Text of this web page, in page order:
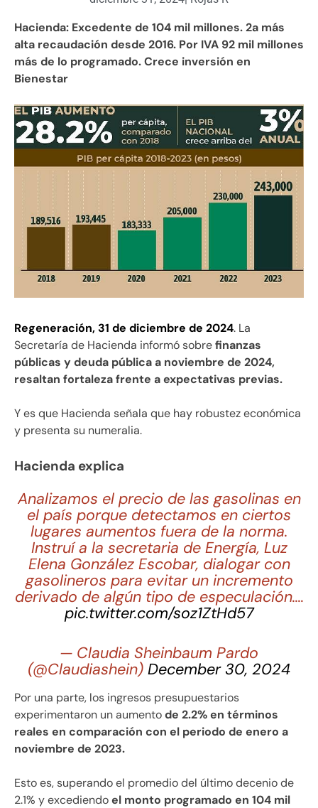
Hacienda: Excedente de 104 mil millones. 2a más
alta recaudación desde 2016. Por IVA 92 mil millones
más de lo programado. Crece inversión en
Bienestar
Regeneración, 31 de diciembre de 2024. La
Secretaría de Hacienda informó sobrefinanzas
públicas y deuda pública a noviembre de 2024,
resaltan fortaleza frente a expectativas previas.
Y es que Hacienda señala que hay robustez económica
y presenta su numeralia.
Hacienda explica
Analizamos el precio de las gasolinas en
el país porque detectamos en ciertos
lugares aumentos fuera de la norma.
Instruí a la secretaria de Energía, Luz
Elena González Escobar, dialogar con
gasolineros para evitar un incremento
derivado de algún tipo de especulación.…
pic.twitter.com/soz1ZtHd57
— Claudia Sheinbaum Pardo
(@Claudiashein) December 30, 2024
Por una parte, los ingresos presupuestarios
experimentaron un aumentode 2.2% en términos
reales en comparación con el periodo de enero a
noviembre de 2023.
Esto es, superando el promedio del último decenio de
2.1% y excediendoel monto programado en 104 mil